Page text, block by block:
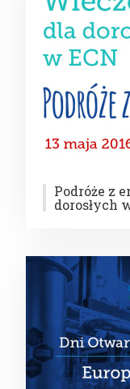
Podróże z
dorosłych